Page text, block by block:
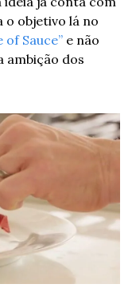
o objetivo lá no
of Sauce” e não
ambição dos